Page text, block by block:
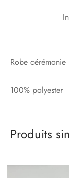
Robe cérémonie
100% polyester
Produits